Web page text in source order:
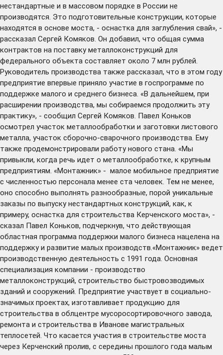
нестандартные и в массовом порядке в России не
производятся. Это подготовительные конструкции, которые
находятся в основе моста, - оснастка для заглубления свай», -
рассказал Сергей Комяков. Он добавил, что общая сумма
контрактов на поставку металлоконструкций для
федерального объекта составляет около 7 млн рублей.
Руководитель производства также рассказал, что в этом году
предприятие впервые приняло участие в госпрограмме по
поддержке малого и среднего бизнеса. «В дальнейшем, при
расширении производства, мы собираемся продолжить эту
практику», - сообщил Сергей Комяков. Павел Коньков
осмотрел участок металлообработки и заготовки листового
металла, участок сборочно-сварочного производства. Ему
также продемонстрировали работу нового стана. «Мы
привыкли, когда речь идет о металлообработке, к крупным
предприятиям. «Монтажник» - малое мобильное предприятие
с численностью персонала менее ста человек. Тем не менее,
оно способно выполнять разнообразные, порой уникальные
заказы по выпуску нестандартных конструкций, как, к
примеру, оснастка для строительства Керченского моста», -
сказал Павел Коньков, подчеркнув, что действующая
областная программа поддержки малого бизнеса нацелена на
поддержку и развитие малых производств.«Монтажник» ведет
производственную деятельность с 1991 года. Основная
специализация компании - производство
металлоконструкций, строительство быстровозводимых
зданий и сооружений. Предприятие участвует в социально-
значимых проектах, изготавливает продукцию для
строительства в облцентре мусоросортировочного завода,
ремонта и строительства в Иванове магистральных
теплосетей. Что касается участия в строительстве моста
через Керченский пролив, с середины прошлого года малым